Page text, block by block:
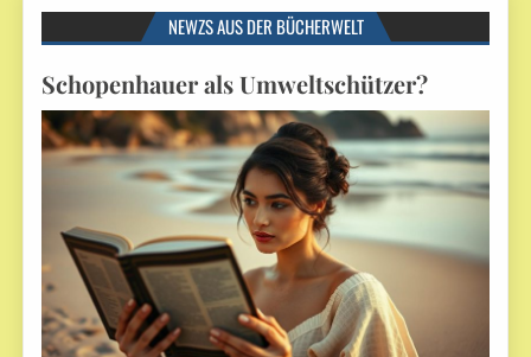
NEWZS AUS DER BÜCHERWELT
Schopenhauer als Umweltschützer?